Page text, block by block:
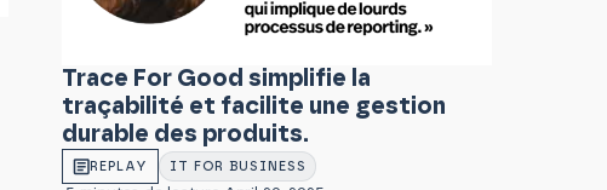
Trace For Good simplifie la
traçabilité et facilite une gestion
durable des produits.
REPLAY IT FOR BUSINESS